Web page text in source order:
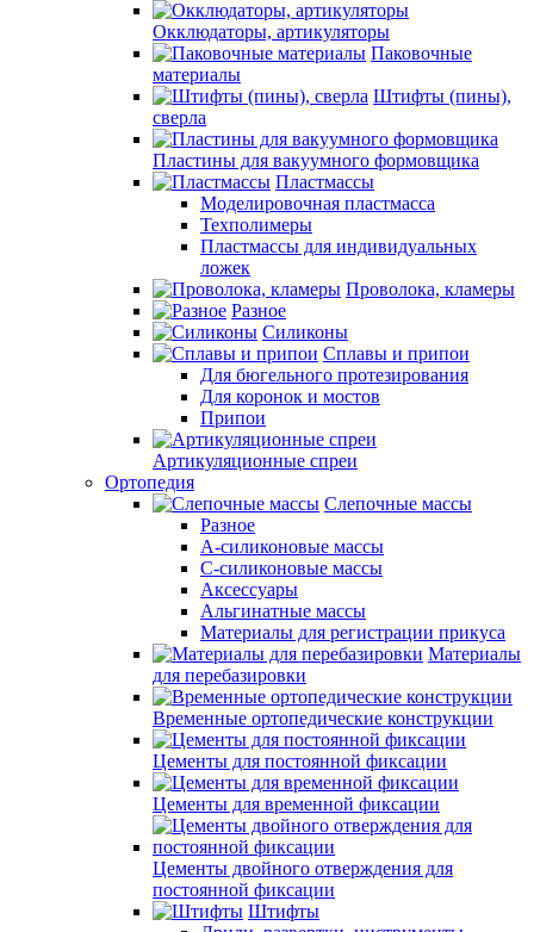
Окклюдаторы, артикуляторы
Паковочные
материалы
Штифты (пины),
сверла
Пластины для вакуумного формовщика
Пластмассы
Моделировочная пластмасса
Техполимеры
Пластмассы для индивидуальных
ложек
Проволока, кламеры
Разное
Силиконы
Сплавы и припои
Для бюгельного протезирования
Для коронок и мостов
Припои
Артикуляционные спреи
Ортопедия
Слепочные массы
Разное
А-силиконовые массы
С-силиконовые массы
Аксессуары
Альгинатные массы
Материалы для регистрации прикуса
Материалы
для перебазировки
Временные ортопедические конструкции
Цементы для постоянной фиксации
Цементы для временной фиксации
Цементы двойного отверждения для
постоянной фиксации
Штифты